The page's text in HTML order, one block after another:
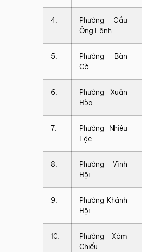
4.
Phường Cầu
Ông Lãnh
5.
Phường Bàn
Cờ
6.
Phường Xuân
Hòa
7.
Phường Nhiêu
Lộc
8.
Phường Vĩnh
Hội
9.
Phường Khánh
Hội
10.
Phường Xóm
Chiếu